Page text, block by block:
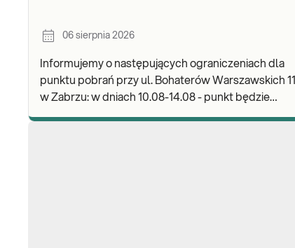
06 sierpnia 2026
Informujemy o następujących ograniczeniach dla
punktu pobrań przy ul. Bohaterów Warszawskich 11
w Zabrzu: w dniach 10.08-14.08 - punkt będzie